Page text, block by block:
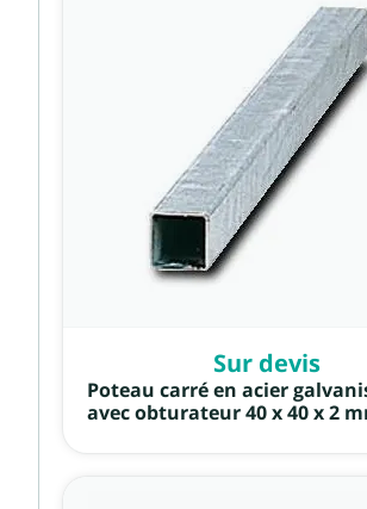
Sur devis
Poteau carré en acier
avec obturateur 40 x 40 x 2